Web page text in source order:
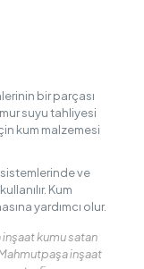
bir parçası
suyu tahliyesi
kum malzemesi
sistemlerinde ve
Kum
yardımcı olur.
kumu satan
inşaat